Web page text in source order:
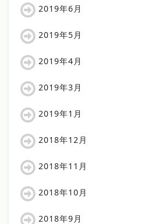
2019年6月
2019年5月
2019年4月
2019年3月
2019年1月
2018年12月
2018年11月
2018年10月
2018年9月